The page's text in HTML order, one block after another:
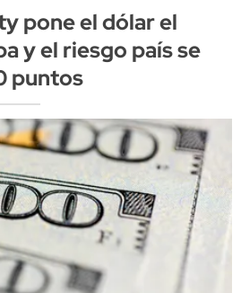
pone el dólar el
y el riesgo país se
puntos